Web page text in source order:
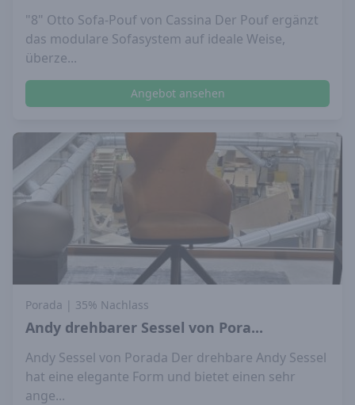
"8" Otto Sofa-Pouf von Cassina Der Pouf ergänzt
das modulare Sofasystem auf ideale Weise,
überze...
Angebot ansehen
Porada | 35% Nachlass
Andy drehbarer Sessel von Pora...
Andy Sessel von Porada Der drehbare Andy Sessel
hat eine elegante Form und bietet einen sehr
ange...